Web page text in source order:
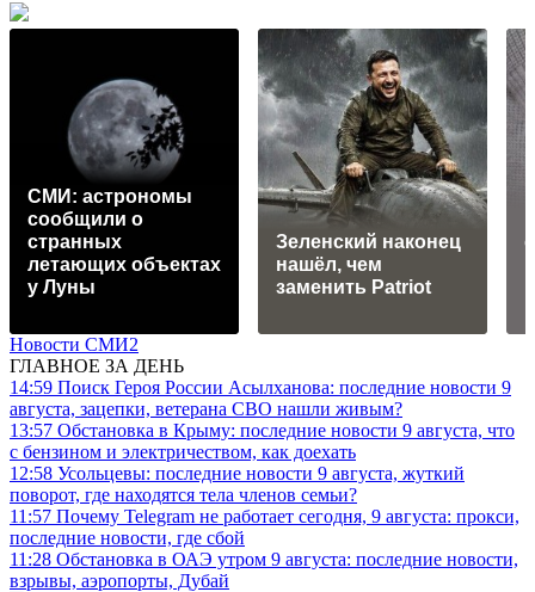
СМИ: астрономы
сообщили о
странных
летающих объектах
у Луны
Зеленский наконец
нашёл, чем
заменить Patriot
Новости СМИ2
ГЛАВНОЕ ЗА ДЕНЬ
14:59 Поиск Героя России Асылханова: последние новости 9
августа, зацепки, ветерана СВО нашли живым?
13:57 Обстановка в Крыму: последние новости 9 августа, что
с бензином и электричеством, как доехать
12:58 Усольцевы: последние новости 9 августа, жуткий
поворот, где находятся тела членов семьи?
11:57 Почему Telegram не работает сегодня, 9 августа: прокси,
последние новости, где сбой
11:28 Обстановка в ОАЭ утром 9 августа: последние новости,
взрывы, аэропорты, Дубай